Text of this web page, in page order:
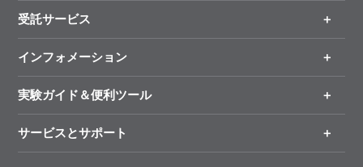
製品一覧
手法から製品を探す
新製品情報
受託サービス
オンライン注文
インフォメーション
キャンペーン
タカラバイオ各種会員募集のお知らせ
実験ガイド＆便利ツール
リアルタイムPCR実験のススメ
サービスとサポート